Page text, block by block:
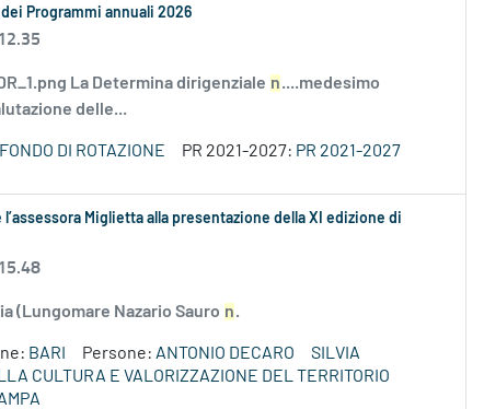
Programmi annuali 2026
La Determina dirigenziale n....medesimo
delle...
FONDO DI ROTAZIONE PR 2021-2027: PR 2021-2027
Miglietta alla presentazione della XI edizione di
(Lungomare Nazario Sauro n.
BARI Persone: ANTONIO DECARO
SILVIA
CULTURA E VALORIZZAZIONE DEL TERRITORIO